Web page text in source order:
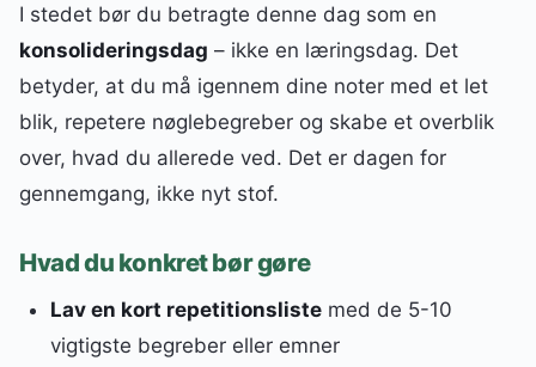
I stedet bør du betragte denne dag som en
konsolideringsdag – ikke en læringsdag. Det
betyder, at du må igennem dine noter med et let
blik, repetere nøglebegreber og skabe et overblik
over, hvad du allerede ved. Det er dagen for
gennemgang, ikke nyt stof.
Hvad du konkret bør gøre
Lav en kort repetitionslistemed de 5-10
vigtigste begreber eller emner